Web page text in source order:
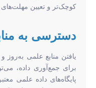
کوچک‌تر و تعیین مهلت‌های
دسترسی به
یافتن منابع علمی
برای جمع‌آوری داده،
پایگاه‌های داده علمی